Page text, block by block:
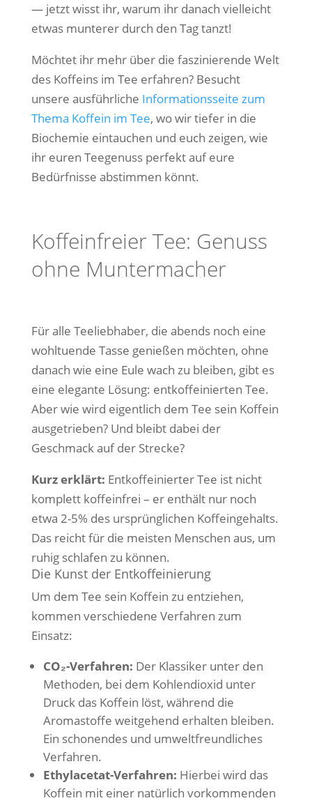
— jetzt wisst ihr, warum ihr danach vielleicht
etwas munterer durch den Tag tanzt!
Möchtet ihr mehr über die faszinierende Welt
des Koffeins im Tee erfahren? Besucht
unsere ausführliche Informationsseite zum
Thema Koffein im Tee, wo wir tiefer in die
Biochemie eintauchen und euch zeigen, wie
ihr euren Teegenuss perfekt auf eure
Bedürfnisse abstimmen könnt.
Koffeinfreier Tee: Genuss
ohne Muntermacher
Für alle Teeliebhaber, die abends noch eine
wohltuende Tasse genießen möchten, ohne
danach wie eine Eule wach zu bleiben, gibt es
eine elegante Lösung: entkoffeinierten Tee.
Aber wie wird eigentlich dem Tee sein Koffein
ausgetrieben? Und bleibt dabei der
Geschmack auf der Strecke?
Kurz erklärt: Entkoffeinierter Tee ist nicht
komplett koffeinfrei – er enthält nur noch
etwa 2-5% des ursprünglichen Koffeingehalts.
Das reicht für die meisten Menschen aus, um
ruhig schlafen zu können.
Die Kunst der Entkoffeinierung
Um dem Tee sein Koffein zu entziehen,
kommen verschiedene Verfahren zum
Einsatz:
CO₂-Verfahren: Der Klassiker unter den
Methoden, bei dem Kohlendioxid unter
Druck das Koffein löst, während die
Aromastoffe weitgehend erhalten bleiben.
Ein schonendes und umweltfreundliches
Verfahren.
Ethylacetat-Verfahren: Hierbei wird das
Koffein mit einer natürlich vorkommenden